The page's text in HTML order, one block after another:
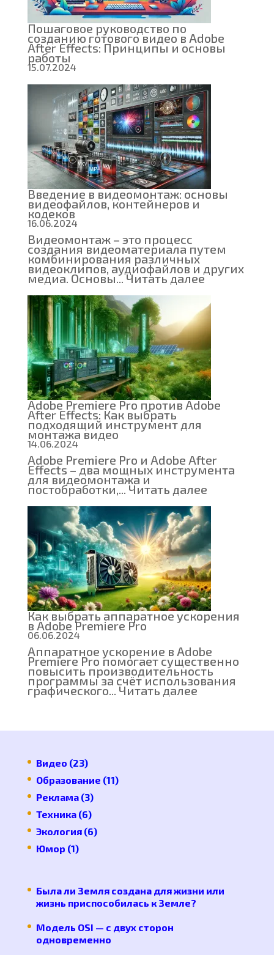
Пошаговое руководство по
созданию готового видео в Adobe
After Effects: Принципы и основы
работы
15.07.2024
Введение в видеомонтаж: основы
видеофайлов, контейнеров и
кодеков
16.06.2024
Видеомонтаж – это процесс
создания видеоматериала путем
комбинирования различных
видеоклипов, аудиофайлов и других
медиа. Основы...Читать далее:
Введение
основы
и
кодеков
Adobe Premiere Pro против Adobe
After Effects: Как выбрать
подходящий инструмент для
монтажа видео
14.06.2024
Adobe Premiere Pro и Adobe After
Effects – два мощных инструмента
для видеомонтажа и
постобработки,...Читать далее:
Adobe
Premiere
Pro
против
After
Effects:
Как
выбрать
для
монтажа
видео
Как выбрать аппаратное ускорения
в Adobe Premiere Pro
06.06.2024
Аппаратное ускорение в Adobe
Premiere Pro помогает существенно
повысить производительность
программы за счёт использования
графического...Читать далее:
Как
ускорения
Видео (23)
Образование (11)
Реклама(3)
Техника(6)
Экология(6)
Юмор (1)
Была ли Земля создана для жизни или
жизнь приспособилась к Земле?
Модель OSI — с двух сторон
одновременно